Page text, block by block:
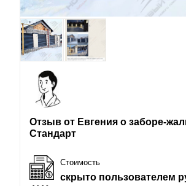
Отзыв от Евгения о заборе-
Стандарт
Стоимость
скрыто пользователем